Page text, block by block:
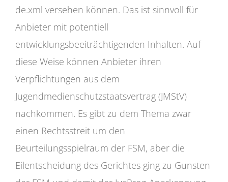
de.xml versehen können. Das ist sinnvoll für
Anbieter mit potentiell
entwicklungsbeeiträchtigenden Inhalten. Auf
diese Weise können Anbieter ihren
Verpflichtungen aus dem
Jugendmedienschutzstaatsvertrag (JMStV)
nachkommen. Es gibt zu dem Thema zwar
einen Rechtsstreit um den
Beurteilungsspielraum der FSM, aber die
Eilentscheidung des Gerichtes ging zu Gunsten